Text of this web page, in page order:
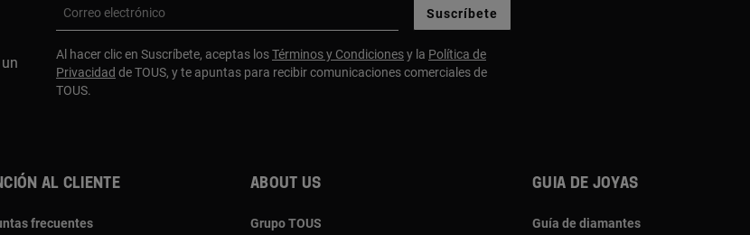
Correo electrónico Suscríbete
Al hacer clic en Suscríbete, aceptas losTérminos y Condicionesy la Política de
Privacidad de TOUS, y te apuntas para recibir comunicaciones comerciales de
TOUS.
al cliente
frecuentes
About us
Grupo TOUS
Guia de joyas
Guía de diamantes